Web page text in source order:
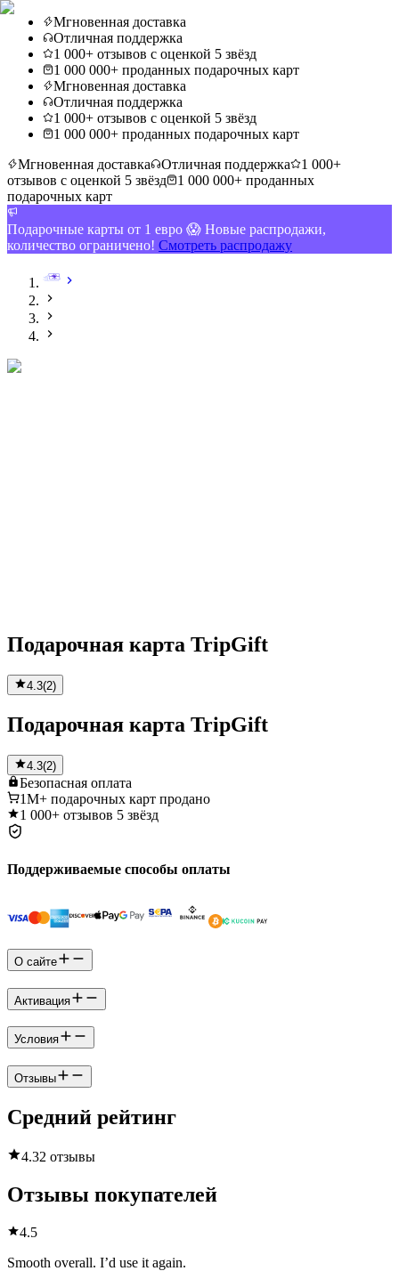
Мгновенная доставка
Отличная поддержка
1 000+ отзывов с оценкой 5 звёзд
1 000 000+ проданных подарочных карт
Мгновенная доставка
Отличная поддержка
1 000+ отзывов с оценкой 5 звёзд
1 000 000+ проданных подарочных карт
Мгновенная доставка
Отличная поддержка
1 000+
отзывов с оценкой 5 звёзд
1 000 000+ проданных
подарочных карт
Подарочные карты от 1 евро 😱 Новые распродажи,
количество ограничено! Смотреть распродажу
Подарочная карта TripGift
4.3(2)
Подарочная карта TripGift
4.3(2)
Безопасная оплата
1M+ подарочных карт продано
1 000+ отзывов 5 звёзд
Поддерживаемые способы оплаты
О сайте
Активация
Условия
Отзывы
Средний рейтинг
4.32 отзывы
Отзывы покупателей
4.5
Smooth overall. I’d use it again.